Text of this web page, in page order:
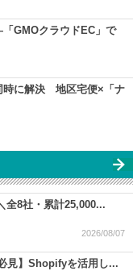
GMOクラウドEC」で
時に解決 地区宅便×「ナ
全8社・累計25,000...
2026/08/07
見】Shopifyを活用し...